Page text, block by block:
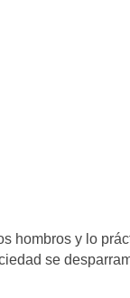
hombros y lo
se